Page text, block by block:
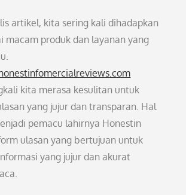
artikel, kita sering kali dihadapkan
macam produk dan layanan yang
kita merasa kesulitan untuk
yang jujur dan transparan. Hal
pemacu lahirnya Honestin
ulasan yang bertujuan untuk
yang jujur dan akurat